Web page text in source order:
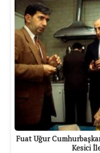
Fuat Uğur
Kesici